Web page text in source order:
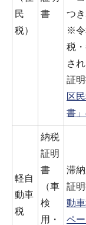
民
税）
書
つ
※令
税
さ
証
区
書
軽自
動車
税
納税
証明
書
（車
検
用・
滞
証
動
ペ